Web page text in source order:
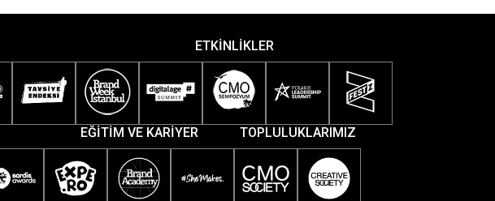
ETKİNLİKLER
EĞİTİM VE KARİYER TOPLULUKLARIMIZ